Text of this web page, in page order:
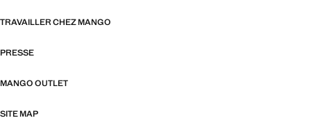
TRAVAILLER CHEZ MANGO
PRESSE
MANGO OUTLET
SITE MAP